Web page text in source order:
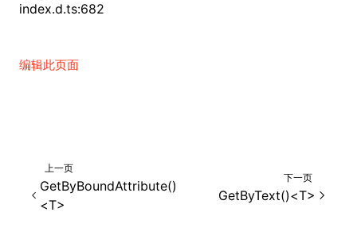
index.d.ts:682
编辑此页面
上一页
GetByBoundAttribute()
<T>
下一页
GetByText()<T>